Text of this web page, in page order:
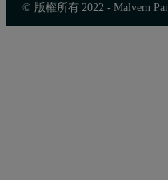
© 版權所有 2022 - Malvern